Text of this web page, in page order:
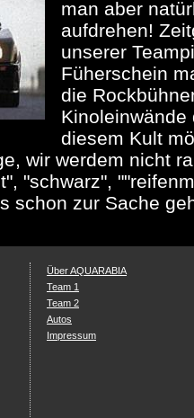
man aber
aufdrehen!
unserer
Füherschein
die
Kinoleinwände
diesem Kult
wir werdem nicht
"schwarz",
schon zur Sache
Über AQUARABIA
Team 1
Team 2
Autos
Impressum